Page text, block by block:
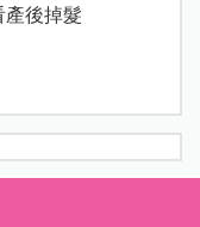
產後掉髮